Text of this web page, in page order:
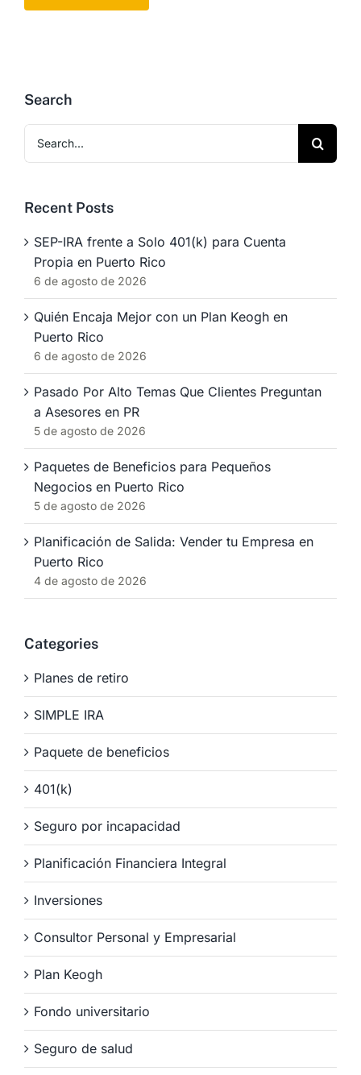
Search
for:
Recent Posts
SEP-IRA frente a Solo 401(k) para Cuenta
Propia en Puerto Rico
6 de agosto de 2026
Quién Encaja Mejor con un Plan Keogh en
Puerto Rico
6 de agosto de 2026
Pasado Por Alto Temas Que Clientes Preguntan
a Asesores en PR
5 de agosto de 2026
Paquetes de Beneficios para Pequeños
Negocios en Puerto Rico
5 de agosto de 2026
Planificación de Salida: Vender tu Empresa en
Puerto Rico
4 de agosto de 2026
Categories
Planes de retiro
SIMPLE IRA
Paquete de beneficios
401(k)
Seguro por incapacidad
Planificación Financiera Integral
Inversiones
Consultor Personal y Empresarial
Plan Keogh
Fondo universitario
Seguro de salud